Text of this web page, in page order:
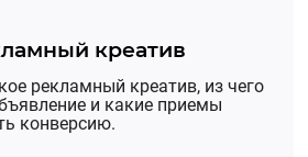
креатив
рекламный креатив, из чего
и какие приемы
конверсию.